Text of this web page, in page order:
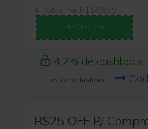
4 Polos Por R$149,99
4POLO149
4,2% de cashback
estar cadastrado
R$25 OFF P/